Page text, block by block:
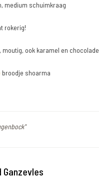
medium schuimkraag
rokerig!
moutig, ook karamel en chocolade
broodje shoarma
Ganzevles